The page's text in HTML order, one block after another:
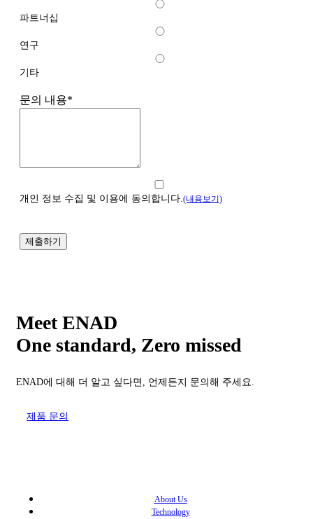
파트너십
연구
기타
문의 내용*
개인 정보 수집 및 이용에 동의합니다.(내용보기)
Meet ENAD
One standard, Zero missed​
ENAD에 대해 더 알고 싶다면, 언제든지 문의해 주세요.
제품 문의
About Us​
Technology